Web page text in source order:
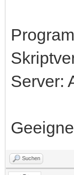
Server:
Suchen